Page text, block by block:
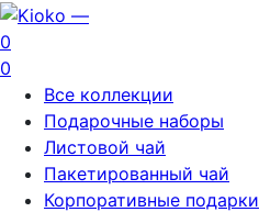
0
0
Все коллекции
Подарочные наборы
Листовой чай
Пакетированный чай
Корпоративные подарки